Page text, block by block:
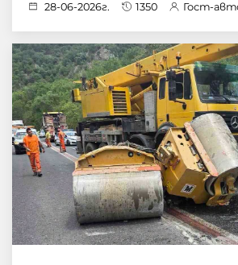
28-06-2026г. 1350 Гост-